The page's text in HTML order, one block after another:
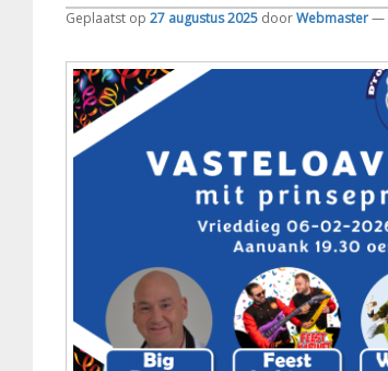
Geplaatst op 27 augustus 2025 doorWebmaster—